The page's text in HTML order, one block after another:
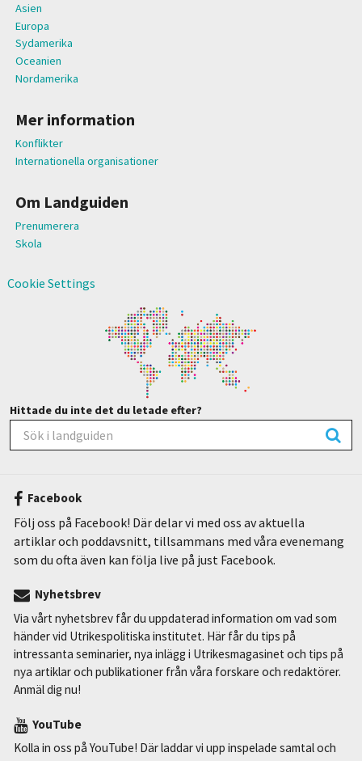
Asien
Europa
Sydamerika
Oceanien
Nordamerika
Mer information
Konflikter
Internationella organisationer
Om Landguiden
Prenumerera
Skola
Cookie Settings
Hittade du inte det du letade efter?
Facebook
Följ oss på Facebook! Där delar vi med oss av aktuella
artiklar och poddavsnitt, tillsammans med våra evenemang
som du ofta även kan följa live på just Facebook.
Nyhetsbrev
Via vårt nyhetsbrev får du uppdaterad information om vad som
händer vid Utrikespolitiska institutet. Här får du tips på
intressanta seminarier, nya inlägg i Utrikesmagasinet och tips på
nya artiklar och publikationer från våra forskare och redaktörer.
Anmäl dig nu!
YouTube
Kolla in oss på YouTube! Där laddar vi upp inspelade samtal och